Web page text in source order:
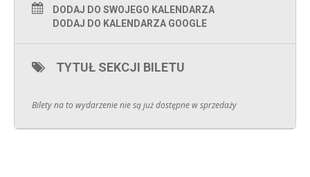
DODAJ DO SWOJEGO KALENDARZA
DODAJ DO KALENDARZA GOOGLE
TYTUŁ SEKCJI BILETU
Bilety na to wydarzenie nie są już dostępne w sprzedaży